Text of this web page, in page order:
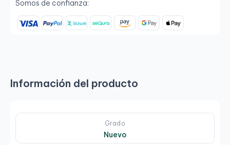
Somos de confianza:
Información del producto
Grado
Nuevo